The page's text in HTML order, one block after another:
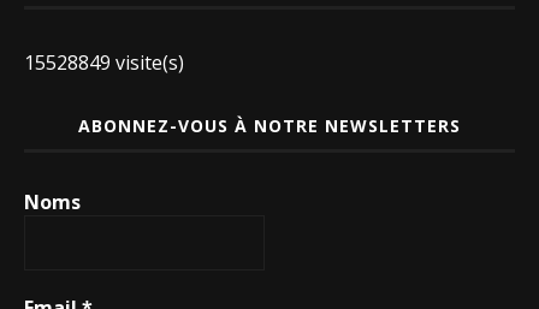
15528849 visite(s)
ABONNEZ-VOUS À NOTRE NEWSLETTERS
Noms